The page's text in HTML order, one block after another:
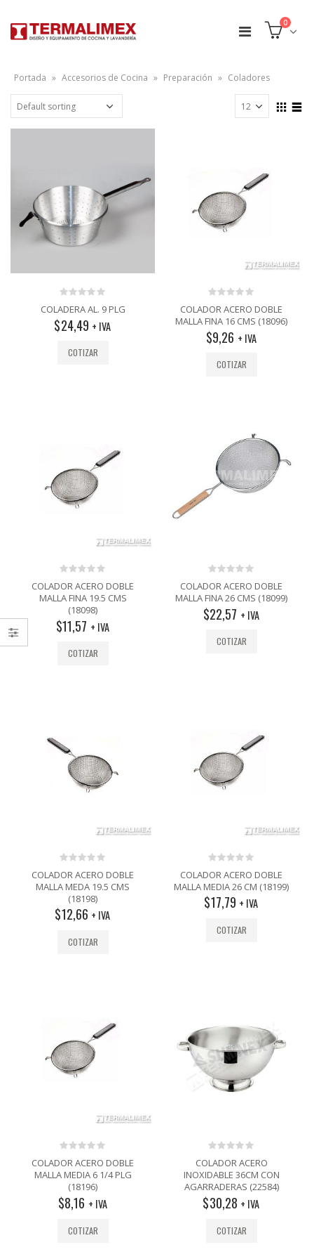
0
Portada » Accesorios de Cocina » Preparación » Coladores
0
out
of
5
COLADERA AL. 9 PLG
$24,49 + IVA
COTIZAR
0
out
of
5
COLADOR ACERO DOBLE
MALLA FINA 16 CMS (18096)
$9,26 + IVA
COTIZAR
0
out
of
COLADOR ACERO DOBLE
MALLA FINA 19.5 CMS
(18098)
$11,57 + IVA
COTIZAR
0
out
of
5
COLADOR ACERO DOBLE
MALLA FINA 26 CMS (18099)
$22,57 + IVA
COTIZAR
0
out
of
COLADOR ACERO DOBLE
MALLA MEDA 19.5 CMS
(18198)
$12,66 + IVA
COTIZAR
0
out
of
5
COLADOR ACERO DOBLE
MALLA MEDIA 26 CM (18199)
$17,79 + IVA
COTIZAR
0
out
of
COLADOR ACERO DOBLE
MALLA MEDIA 6 1/4 PLG
(18196)
$8,16 + IVA
COTIZAR
0
out
of
5
COLADOR ACERO
INOXIDABLE 36CM CON
AGARRADERAS (22584)
$30,28 + IVA
COTIZAR